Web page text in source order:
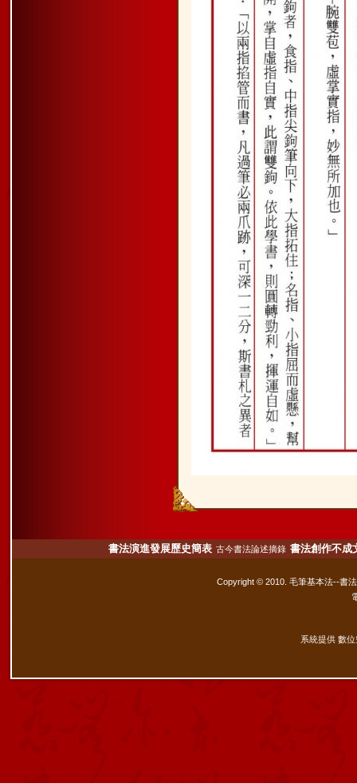
書法演進發展歷史簡表 古今書法論述摘錄 書法創作不成
Copyright © 2010. 毛筆基本法--書
系統提供 數